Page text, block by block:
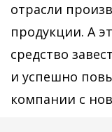
отрасли
продукции. А
средство
и успешно
компании с